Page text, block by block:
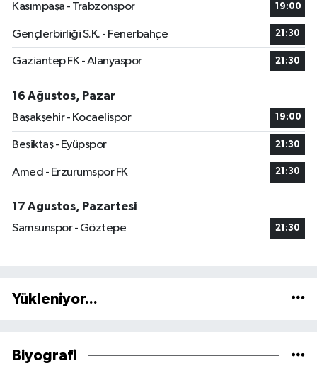
Kasımpaşa - Trabzonspor 19:00
Gençlerbirliği S.K. - Fenerbahçe 21:30
Gaziantep FK - Alanyaspor 21:30
16 Ağustos, Pazar
Başakşehir - Kocaelispor
19:00
Beşiktaş - Eyüpspor 21:30
Amed - Erzurumspor FK 21:30
17 Ağustos, Pazartesi
Samsunspor - Göztepe
21:30
Yükleniyor...
Biyografi